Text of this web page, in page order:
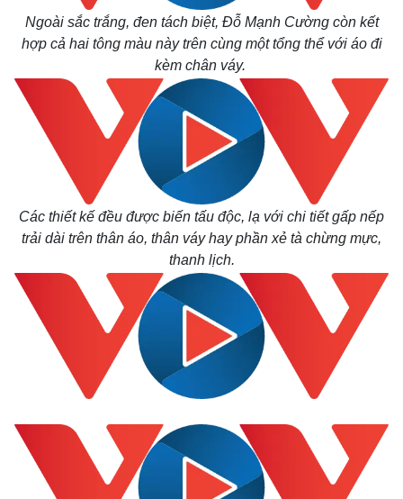
Ngoài sắc trắng, đen tách biệt, Đỗ Mạnh Cường còn kết
hợp cả hai tông màu này trên cùng một tổng thể với áo đi
kèm chân váy.
Các thiết kế đều được biến tấu độc, lạ với chi tiết gấp nếp
trải dài trên thân áo, thân váy hay phần xẻ tà chừng mực,
thanh lịch.